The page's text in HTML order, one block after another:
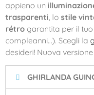
appieno un
trasparenti, lo stile
rétrogarantita per il tuo
compleanni...). Scegli la
desideri! Nuova
GHIRLANDA